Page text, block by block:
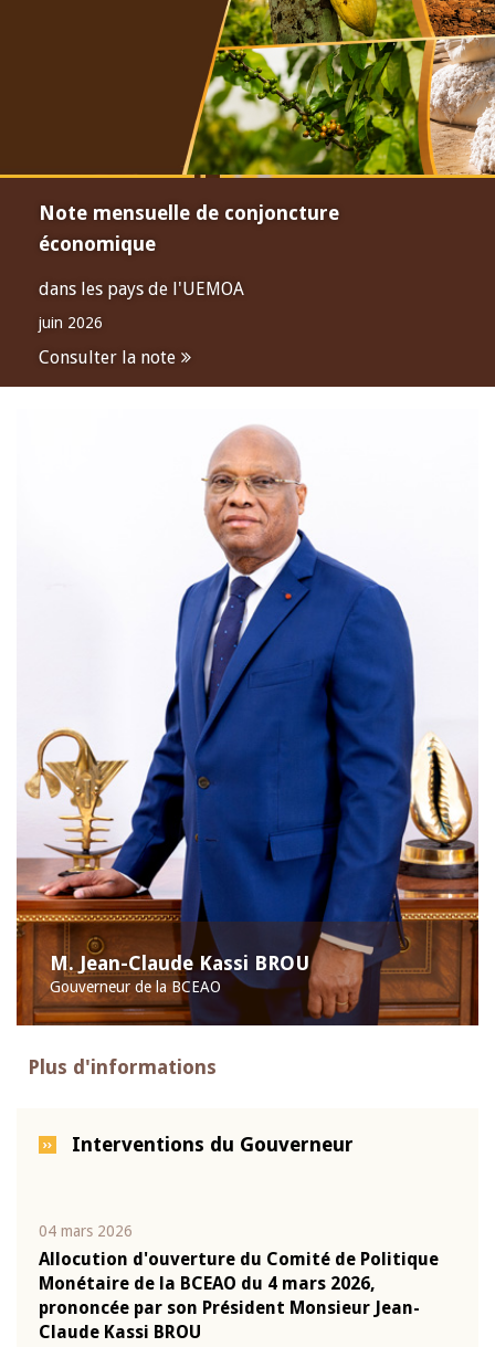
Note mensuelle de conjoncture
économique
dans les pays de l'UEMOA
juin 2026
Consulter la note
M. Jean-Claude Kassi BROU
Gouverneur de la BCEAO
Plus d'informations
Interventions du Gouverneur
04 mars 2026
Allocution d'ouverture du Comité de Politique
Monétaire de la BCEAO du 4 mars 2026,
prononcée par son Président Monsieur Jean-
Claude Kassi BROU